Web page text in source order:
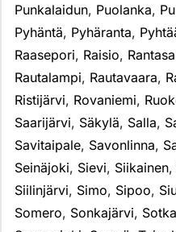
Punkalaidun, Puolanka,
Pyhäntä, Pyhäranta,
Raasepori, Raisio,
Rautalampi, Rautavaara,
Ristijärvi, Rovaniemi,
Saarijärvi, Säkylä, Salla,
Savitaipale, Savonlinna,
Seinäjoki, Sievi, Siikainen,
Siilinjärvi, Simo, Sipoo,
Somero, Sonkajärvi,